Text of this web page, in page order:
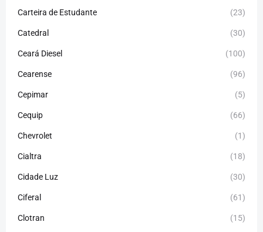
Carteira de Estudante (23)
Catedral (30)
Ceará Diesel (100)
Cearense (96)
Cepimar (5)
Cequip (66)
Chevrolet (1)
Cialtra (18)
Cidade Luz (30)
Ciferal (61)
Clotran (15)